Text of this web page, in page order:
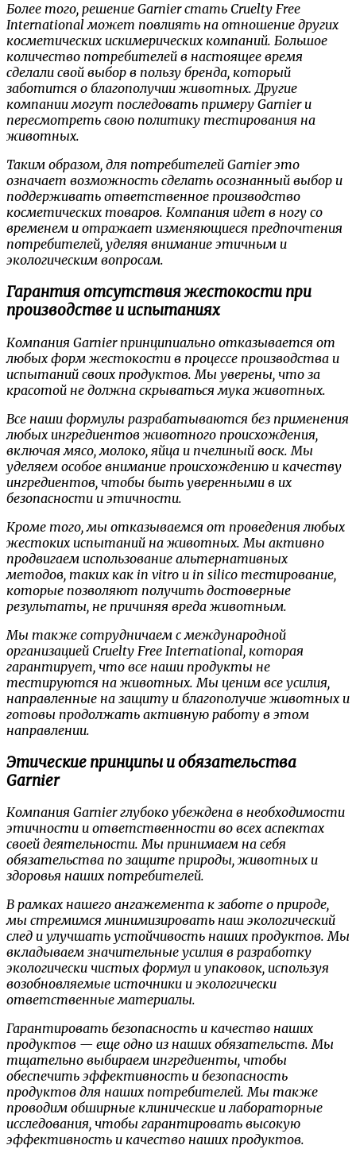
Более того, решение Garnier стать Cruelty Free
International может повлиять на отношение других
косметических искимерических компаний. Большое
количество потребителей в настоящее время
сделали свой выбор в пользу бренда, который
заботится о благополучии животных. Другие
компании могут последовать примеру Garnier и
пересмотреть свою политику тестирования на
животных.
Таким образом, для потребителей Garnier это
означает возможность сделать осознанный выбор и
поддерживать ответственное производство
косметических товаров. Компания идет в ногу со
временем и отражает изменяющиеся предпочтения
потребителей, уделяя внимание этичным и
экологическим вопросам.
Гарантия отсутствия жестокости при
производстве и испытаниях
Компания Garnier принципиально отказывается от
любых форм жестокости в процессе производства и
испытаний своих продуктов. Мы уверены, что за
красотой не должна скрываться мука животных.
Все наши формулы разрабатываются без применения
любых ингредиентов животного происхождения,
включая мясо, молоко, яйца и пчелиный воск. Мы
уделяем особое внимание происхождению и качеству
ингредиентов, чтобы быть уверенными в их
безопасности и этичности.
Кроме того, мы отказываемся от проведения любых
жестоких испытаний на животных. Мы активно
продвигаем использование альтернативных
методов, таких как in vitro и in silico тестирование,
которые позволяют получить достоверные
результаты, не причиняя вреда животным.
Мы также сотрудничаем с международной
организацией Cruelty Free International, которая
гарантирует, что все наши продукты не
тестируются на животных. Мы ценим все усилия,
направленные на защиту и благополучие животных и
готовы продолжать активную работу в этом
направлении.
Этические принципы и обязательства
Garnier
Компания Garnier глубоко убеждена в необходимости
этичности и ответственности во всех аспектах
своей деятельности. Мы принимаем на себя
обязательства по защите природы, животных и
здоровья наших потребителей.
В рамках нашего ангажемента к заботе о природе,
мы стремимся минимизировать наш экологический
след и улучшать устойчивость наших продуктов. Мы
вкладываем значительные усилия в разработку
экологически чистых формул и упаковок, используя
возобновляемые источники и экологически
ответственные материалы.
Гарантировать безопасность и качество наших
продуктов — еще одно из наших обязательств. Мы
тщательно выбираем ингредиенты, чтобы
обеспечить эффективность и безопасность
продуктов для наших потребителей. Мы также
проводим обширные клинические и лабораторные
исследования, чтобы гарантировать высокую
эффективность и качество наших продуктов.